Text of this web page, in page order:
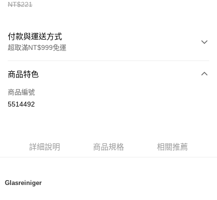
NT$221
付款與運送方式
超取滿NT$999免運
信用卡一次付款
超商取貨付款
街口支付
Google Pay
商品特色
商品編號
5514492
詳細說明 商品規格 相關推薦
Glasreiniger